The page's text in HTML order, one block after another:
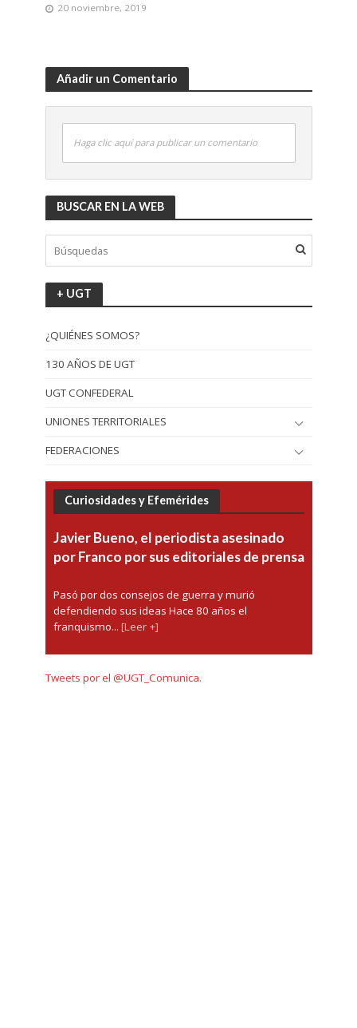
20 noviembre, 2019
Añadir un Comentario
Haga clic aquí para publicar un comentario
BUSCAR EN LA WEB
+ UGT
¿QUIÉNES SOMOS?
130 AÑOS DE UGT
UGT CONFEDERAL
UNIONES TERRITORIALES
FEDERACIONES
Curiosidades y Efemérides
Javier Bueno, el periodista asesinado
por Franco por sus editoriales de prensa
Pasó por dos consejos de guerra y murió
defendiendo sus ideas Hace 80 años el
franquismo... [Leer +]
Tweets por el @UGT_Comunica.